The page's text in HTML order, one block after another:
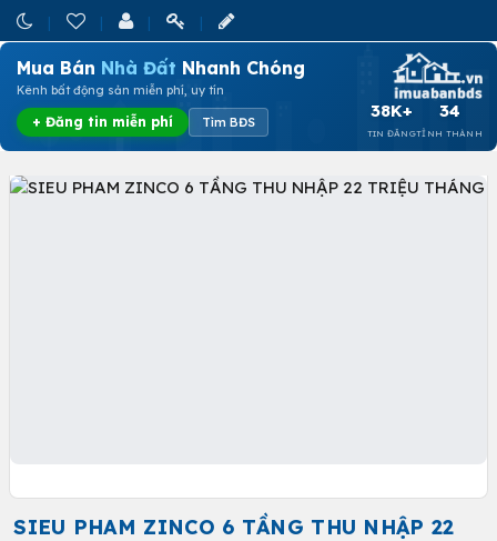
Mua Bán Nhà Đất Nhanh Chóng
Kênh bất động sản miễn phí, uy tín
+ Đăng tin miễn phí Tìm BĐS
38K+
TIN ĐĂNG
34
TỈNH THÀNH
SIEU PHAM ZINCO 6 TẦNG THU NHẬP 22